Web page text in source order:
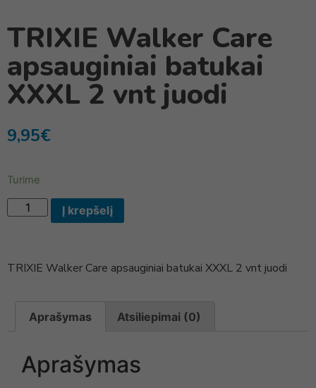
TRIXIE Walker Care
apsauginiai batukai
XXXL 2 vnt juodi
9,95€
Turime
Į krepšelį
TRIXIE Walker Care apsauginiai batukai XXXL 2 vnt juodi
Aprašymas Atsiliepimai (0)
Aprašymas